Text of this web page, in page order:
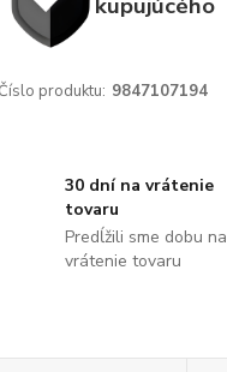
produktu: 9847107194
30 dní na vrátenie
tovaru
Predĺžili sme dobu na
vrátenie tovaru